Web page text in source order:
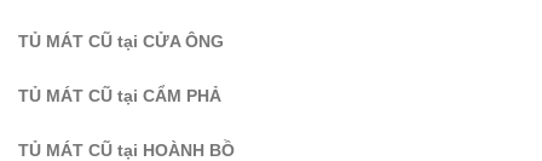
TỦ MÁT CŨ tại CỬA ÔNG
TỦ MÁT CŨ tại CẨM PHẢ
TỦ MÁT CŨ tại HOÀNH BỒ